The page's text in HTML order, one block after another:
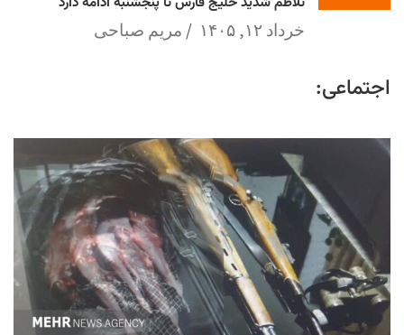
خرداد ۱۲, ۱۴۰۵ مریم صباحی
اجتماعی: